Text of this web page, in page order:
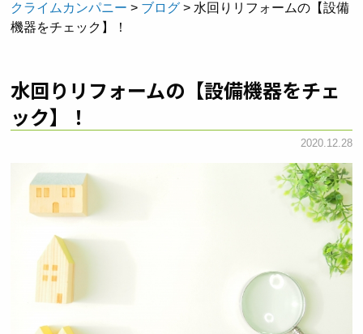
クライムカンパニー > ブログ > 水回りリフォームの【設備
機器をチェック】！
水回りリフォームの【設備機器をチェ
ック】！
2020.12.28